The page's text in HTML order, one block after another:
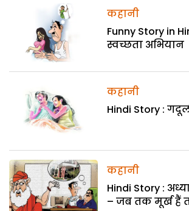
कहानी
Funny Story in
स्वच्छता अभियान
कहानी
Hindi Story :
कहानी
Hindi Story :
– जब तक मूर्ख हैं